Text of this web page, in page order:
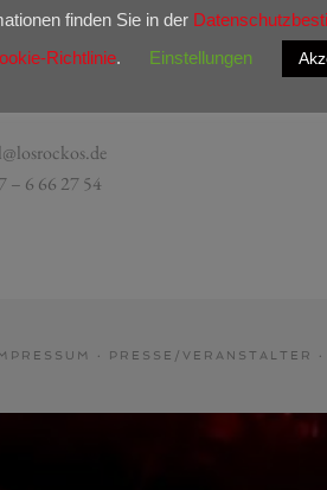
– 6 66 27 54
· PRESSE/VERANSTALTER ·
finden Sie in der
Richtlinie. Einstellungen